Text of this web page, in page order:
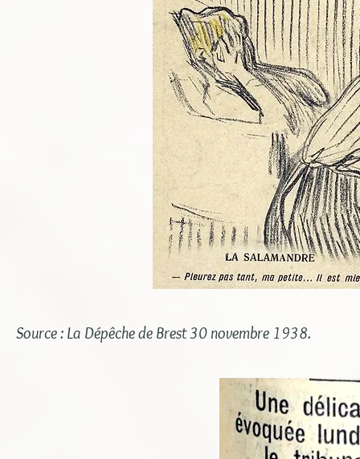
Source : La Dépêche de Brest 30 novembre 1938.